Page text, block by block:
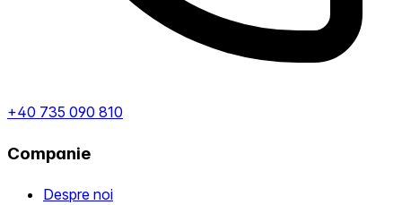
+40 735 090 810
Companie
Despre noi